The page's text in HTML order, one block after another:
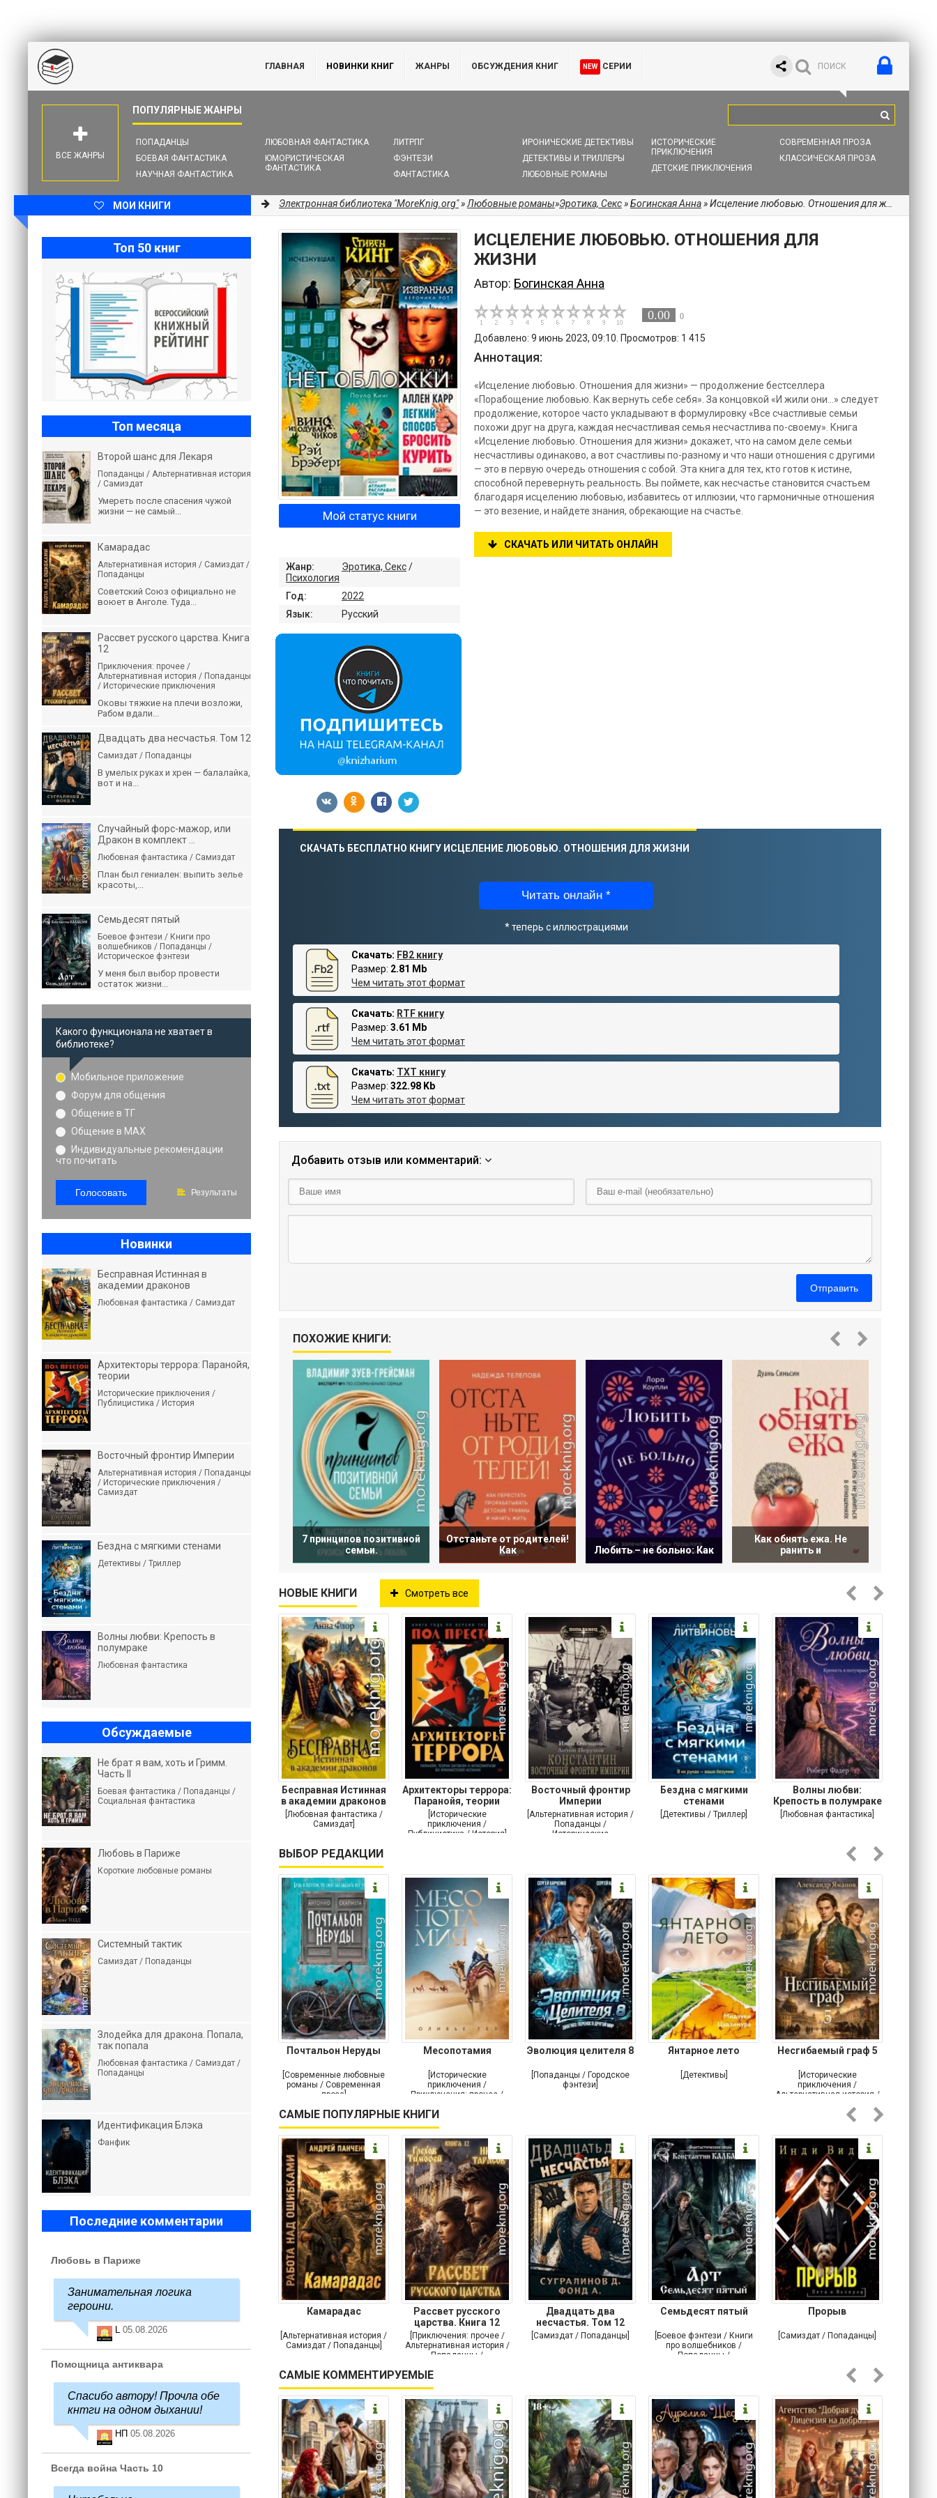
ГЛАВНАЯ НОВИНКИ КНИГ ЖАНРЫ ОБСУЖДЕНИЯ КНИГ NEW СЕРИИ
ПОПАДАНЦЫ
БОЕВАЯ ФАНТАСТИКА
НАУЧНАЯ ФАНТАСТИКА
ЛЮБОВНАЯ ФАНТАСТИКА
ЮМОРИСТИЧЕСКАЯ
ФАНТАСТИКА
ЛИТРПГ
ФЭНТЕЗИ
ФАНТАСТИКА
ИРОНИЧЕСКИЕ ДЕТЕКТИВЫ
ДЕТЕКТИВЫ И ТРИЛЛЕРЫ
ЛЮБОВНЫЕ РОМАНЫ
ИСТОРИЧЕСКИЕ
ПРИКЛЮЧЕНИЯ
ДЕТСКИЕ ПРИКЛЮЧЕНИЯ
СОВРЕМЕННАЯ ПРОЗА
КЛАССИЧЕСКАЯ ПРОЗА
ВСЕ ЖАНРЫ
МОИ КНИГИ Электронная библиотека "MoreKnig.org"»Любовные романы»Эротика, Секс»Богинская Анна» Исцеление любовью. Отношения для жизни
ИСЦЕЛЕНИЕ ЛЮБОВЬЮ. ОТНОШЕНИЯ ДЛЯ
ЖИЗНИ
Автор: Богинская Анна
0.00 0
Добавлено: 9 июнь 2023, 09:10. Просмотров: 1 415
Аннотация:
«Исцеление любовью. Отношения для жизни» — продолжение бестселлера
«Порабощение любовью. Как вернуть себе себя». За концовкой «И жили они...» следует
продолжение, которое часто укладывают в формулировку «Все счастливые семьи
похожи друг на друга, каждая несчастливая семья несчастлива по-своему». Книга
«Исцеление любовью. Отношения для жизни» докажет, что на самом деле семьи
несчастливы одинаково, а вот счастливы по-разному и что наши отношения с другими
— это в первую очередь отношения с собой. Эта книга для тех, кто готов к истине,
способной перевернуть реальность. Вы поймете, как несчастье становится счастьем
благодаря исцелению любовью, избавитесь от иллюзии, что гармоничные отношения
— это везение, и найдете знания, обрекающие на счастье.
СКАЧАТЬ ИЛИ ЧИТАТЬ ОНЛАЙН
Мой статус книги
Жанр: Эротика, Секс/
Психология
Год:
2022
Язык:
Русский
СКАЧАТЬ БЕСПЛАТНО КНИГУ ИСЦЕЛЕНИЕ ЛЮБОВЬЮ. ОТНОШЕНИЯ ДЛЯ ЖИЗНИ
Читать онлайн *
* теперь с иллюстрациями
Скачать: FB2 книгу
Размер: 2.81 Mb
Чем читать этот формат
Скачать: RTF книгу
Размер: 3.61 Mb
Чем читать этот формат
Скачать: TXT книгу
Размер: 322.98 Kb
Чем читать этот формат
Добавить отзыв или комментарий:
Отправить
ПОХОЖИЕ КНИГИ:
7 принципов позитивной
семьи.
Отстаньте от родителей!
Как
Любить – не больно: Как
Как обнять ежа. Не
ранить и
НОВЫЕ КНИГИ Смотреть все
Бесправная Истинная
в академии драконов
[Любовная фантастика /
Самиздат]
Архитекторы террора:
Паранойя, теории
заговора и
[Исторические
приключения /
Публицистика / История]
Восточный фронтир
Империи
[Альтернативная история /
Попаданцы /
Исторические
Бездна с мягкими
стенами
[Детективы / Триллер]
Волны любви:
Крепость в полумраке
[Любовная фантастика]
ВЫБОР РЕДАКЦИИ
Почтальон Неруды
[Современные любовные
романы / Современная
проза]
Месопотамия
[Исторические
приключения /
Приключения: прочее /
Историческая проза]
Эволюция целителя 8
[Попаданцы / Городское
фэнтези]
Янтарное лето
[Детективы]
Несгибаемый граф 5
[Исторические
приключения /
Альтернативная история /
САМЫЕ ПОПУЛЯРНЫЕ КНИГИ
Камарадас
[Альтернативная история /
Самиздат / Попаданцы]
Рассвет русского
царства. Книга 12
[Приключения: прочее /
Альтернативная история /
Попаданцы /
приключения]
Двадцать два
несчастья. Том 12
[Самиздат / Попаданцы]
Семьдесят пятый
[Боевое фэнтези / Книги
про волшебников /
Попаданцы /
Прорыв
[Самиздат / Попаданцы]
САМЫЕ КОММЕНТИРУЕМЫЕ
Топ 50 книг
Топ месяца
Второй шанс для Лекаря
Попаданцы / Альтернативная история
/ Самиздат
Умереть после спасения чужой
жизни — не самый...
Камарадас
Альтернативная история / Самиздат /
Попаданцы
Советский Союз официально не
воюет в Анголе. Туда...
Рассвет русского царства. Книга
12
Приключения: прочее /
Альтернативная история / Попаданцы
/ Исторические приключения
Оковы тяжкие на плечи возложи,
Рабом вдали...
Двадцать два несчастья. Том 12
Самиздат / Попаданцы
В умелых руках и хрен — балалайка,
вот и на...
Случайный форс-мажор, или
Дракон в комплект ...
Любовная фантастика / Самиздат
План был гениален: выпить зелье
красоты,...
Семьдесят пятый
Боевое фэнтези / Книги про
волшебников / Попаданцы /
Историческое фэнтези
У меня был выбор провести
остаток жизни...
Какого функционала не хватает в
библиотеке?
Мобильное приложение
Форум для общения
Общение в ТГ
Общение в MAX
Индивидуальные рекомендации
что почитать
Голосовать Результаты
Новинки
Бесправная Истинная в
академии драконов
Любовная фантастика / Самиздат
Архитекторы террора: Паранойя,
теории
Исторические приключения /
Публицистика / История
Восточный фронтир Империи
Альтернативная история / Попаданцы
/ Исторические приключения /
Самиздат
Бездна с мягкими стенами
Детективы / Триллер
Волны любви: Крепость в
полумраке
Любовная фантастика
Обсуждаемые
Не брат я вам, хоть и Гримм.
Часть II
Боевая фантастика / Попаданцы /
Социальная фантастика
Любовь в Париже
Короткие любовные романы
Системный тактик
Самиздат / Попаданцы
Злодейка для дракона. Попала,
так попала
Любовная фантастика / Самиздат /
Попаданцы
Идентификация Блэка
Фанфик
Последние комментарии
Любовь в Париже
Занимательная логика
героини.
L 05.08.2026
Помощница антиквара
Спасибо автору! Прочла обе
кнтги на одном дыхании!
НП 05.08.2026
Всегда война Часть 10